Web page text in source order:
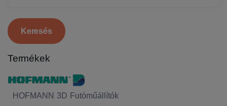
Termékek
HOFMANN 3D Futóműállítók